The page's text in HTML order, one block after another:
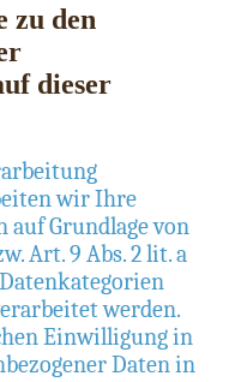
zu den
dieser
wir Ihre
auf Grundlage von
Art. 9 Abs. 2 lit. a
Datenkategorien
werden.
Einwilligung in
Daten in